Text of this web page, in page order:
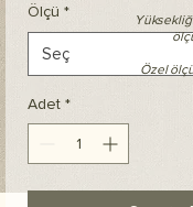
Ölçü *
Adet *
Özel